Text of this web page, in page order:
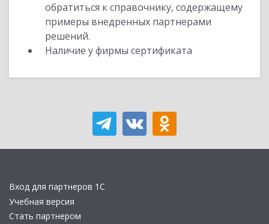
обратиться к справочнику, содержащему
примеры внедренных партнерами
решений.
Наличие у фирмы сертификата
Вход для партнеров 1С
Учебная версия
Стать партнером